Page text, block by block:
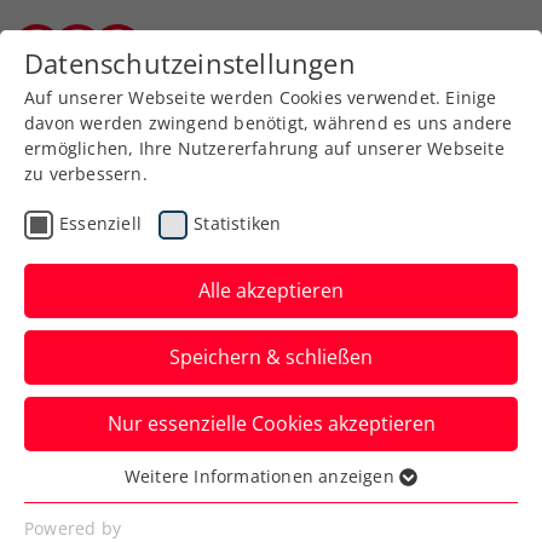
Zurück zur Newsübersicht
Turniere
Knappe Finalniederlage
für Misolic bei Danube
Upper Austria Open
powered by SKE
Der Titel in Mauthausen geht an den
Thiem- und Novak-Bezwinger Hamad
Medjedovic.
Datenschutzeinstellungen
Auf unserer Webseite werden Cookies verwendet. Einige
davon werden zwingend benötigt, während es uns andere
ermöglichen, Ihre Nutzererfahrung auf unserer Webseite
zu verbessern.
Essenziell Statistiken
Alle akzeptieren
Speichern & schließen
Nur essenzielle Cookies akzeptieren
Essenziell
Essenzielle Cookies werden für grundlegende
Weitere Informationen anzeigen
Powered by